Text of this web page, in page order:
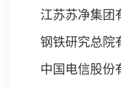
江苏苏净集团
钢铁研究总院
中国电信股份